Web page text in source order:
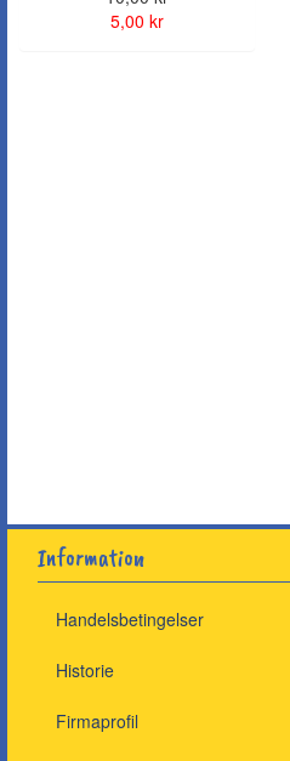
5,00 kr
Information
Handelsbetingelser
Historie
Firmaprofil